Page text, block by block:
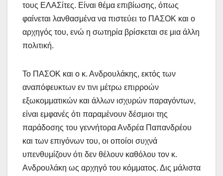
τους ΕΛΑΣίτες. Είναι θέμα επιβίωσης, όπως
φαίνεται λανθασμένα να πιστεύει το ΠΑΣΟΚ και ο
αρχηγός του, ενώ η σωτηρία βρίσκεται σε μια άλλη
πολιτική.
Το ΠΑΣΟΚ και ο κ. Ανδρουλάκης, εκτός των
αναπόφευκτων εν τινι μέτρω επιρροών
εξωκομματικών και άλλων ισχυρών παραγόντων,
είναι εμφανές ότι παραμένουν δέσμιοι της
παράδοσης του γεννήτορα Ανδρέα Παπανδρέου
και των επιγόνων του, οι οποίοι συχνά
υπενθυμίζουν ότι δεν θέλουν καθόλου τον κ.
Ανδρουλάκη ως αρχηγό του κόμματος. Δις μάλιστα